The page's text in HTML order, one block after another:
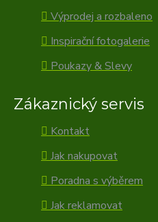
Výprodej a rozbaleno
Inspirační fotogalerie
Poukazy & Slevy
Zákaznický servis
Kontakt
Jak nakupovat
Poradna s výběrem
Jak reklamovat